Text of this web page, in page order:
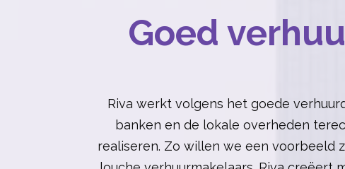
Goed
Riva werkt volgens het goede
banken en de lokale overheden
realiseren. Zo willen we een voorbeeld